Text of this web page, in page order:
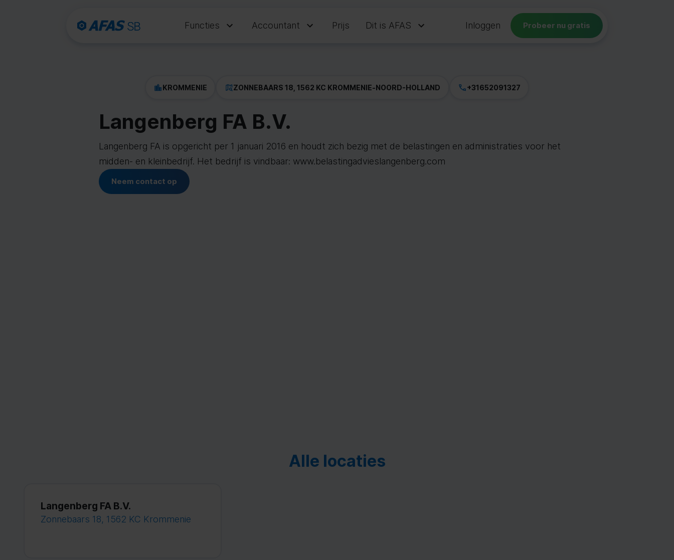
Functies Accountant Prijs Dit is AFAS Inloggen Probeer nu gratis
KROMMENIE ZONNEBAARS 18, 1562 KC KROMMENIE-NOORD-HOLLAND +31652091327
Langenberg FA B.V.
Langenberg FA is opgericht per 1 januari 2016 en houdt zich bezig met de belastingen en administraties voor het
midden- en kleinbedrijf. Het bedrijf is vindbaar: www.belastingadvieslangenberg.com
Neem contact op
Alle locaties
Langenberg FA B.V.
Zonnebaars 18, 1562 KC Krommenie